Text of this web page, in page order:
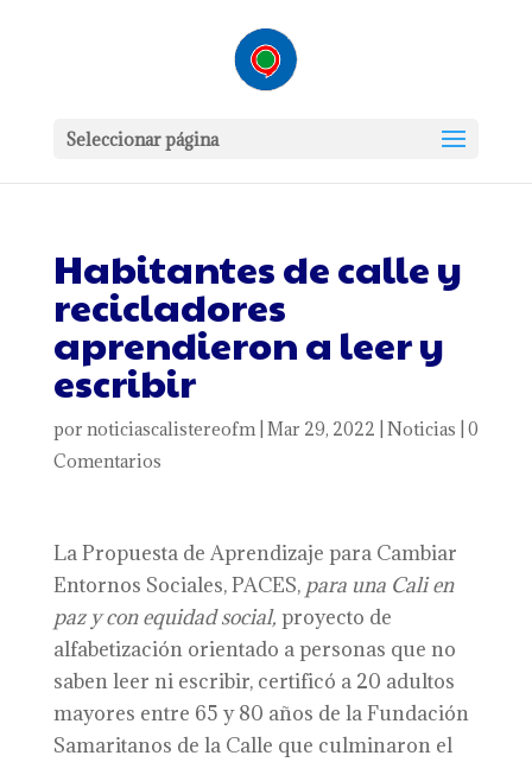
Seleccionar página
Habitantes de calle y
recicladores
aprendieron a leer y
escribir
por noticiascalistereofm| Mar 29, 2022 Noticias 0
Comentarios
La Propuesta de Aprendizaje para Cambiar
Entornos Sociales, PACES, para una Cali en
paz y con equidad social, proyecto de
alfabetización orientado a personas que no
saben leer ni escribir, certificó a 20 adultos
mayores entre 65 y 80 años de la Fundación
Samaritanos de la Calle que culminaron el